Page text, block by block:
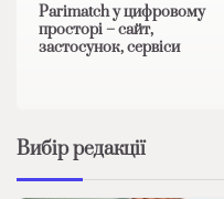
Parimatch у цифровому
просторі – сайт,
застосунок, сервіси
Вибір редакції